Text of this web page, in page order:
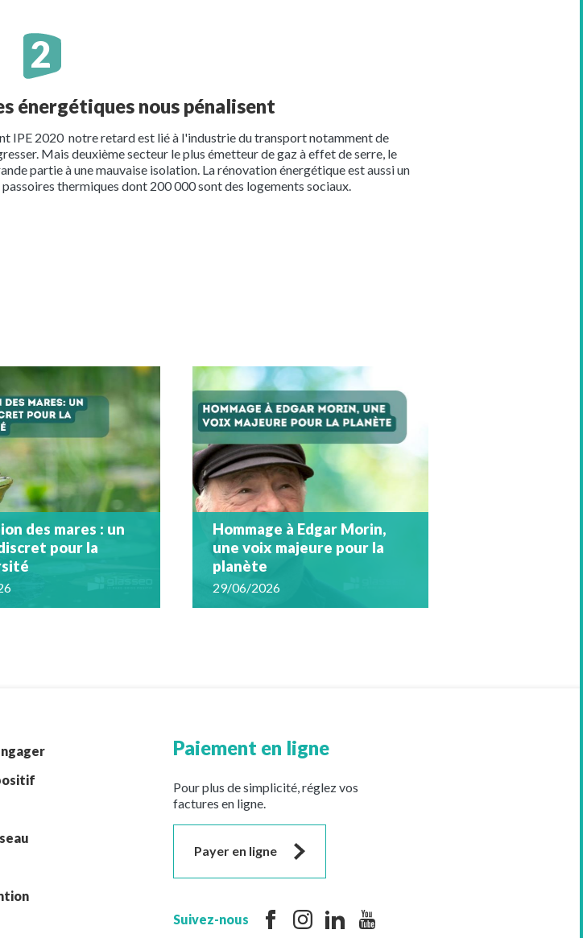
énergétiques nous pénalisent
IPE 2020 notre retard est lié à l'industrie du transport notamment de
Mais deuxième secteur le plus émetteur de gaz à effet de serre, le
partie à une mauvaise isolation. La rénovation énergétique est aussi un
thermiques dont 200 000 sont des logements sociaux.
des mares : un
pour la
Hommage à Edgar Morin,
une voix majeure pour la
planète
29/06/2026
Paiement en ligne
Pour plus de simplicité, réglez vos
factures en ligne.
Payer en ligne
Suivez-nous